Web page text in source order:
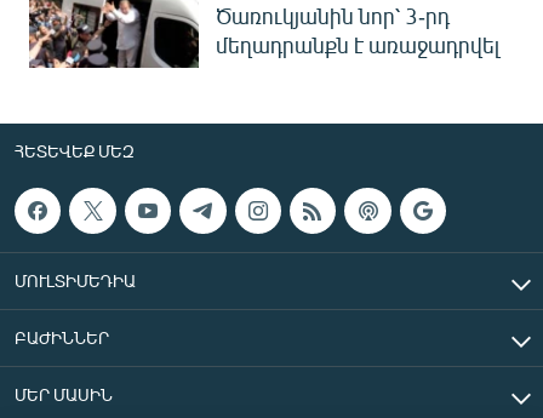
Ծառուկյանին նոր՝ 3-րդ
մեղադրանքն է առաջադրվել
ՀԵՏԵՎԵՔ ՄԵԶ
ՄՈՒԼՏԻՄԵԴԻԱ
ԲԱԺԻՆՆԵՐ
ՄԵՐ ՄԱՍԻՆ